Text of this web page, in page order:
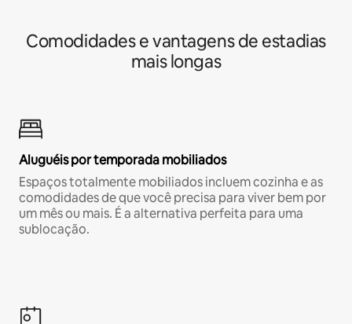
Comodidades e vantagens de estadias
mais longas
Aluguéis por temporada mobiliados
Espaços totalmente mobiliados incluem cozinha e as
comodidades de que você precisa para viver bem por
um mês ou mais. É a alternativa perfeita para uma
sublocação.